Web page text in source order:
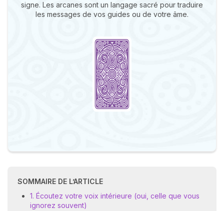
signe. Les arcanes sont un langage sacré pour traduire
les messages de vos guides ou de votre âme.
SOMMAIRE DE L’ARTICLE
1. Écoutez votre voix intérieure (oui, celle que vous
ignorez souvent)